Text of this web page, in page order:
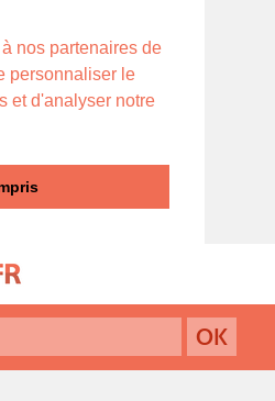
nos partenaires de
personnaliser le
et d'analyser notre